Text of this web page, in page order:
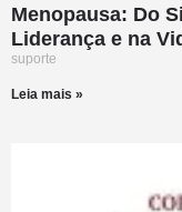
Menopausa: Do
Liderança e na
suporte
Leia mais »